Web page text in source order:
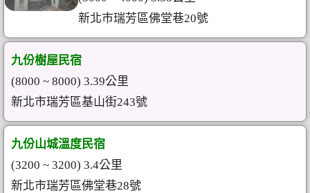
新北市瑞芳區佛堂巷20號
九份樹屋民宿
(8000 ~ 8000) 3.39公里
新北市瑞芳區基山街243號
九份山城溫度民宿
(3200 ~ 3200) 3.4公里
新北市瑞芳區佛堂巷28號